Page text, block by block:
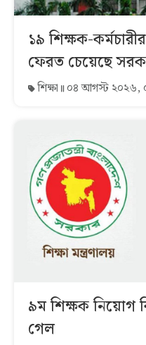
১৯ শিক্ষক-
ফেরত চেয়েছে
শিক্ষা ০৪ আগস্ট ২০২৬,
৯ম শিক্ষক নিয়োগ
গেল